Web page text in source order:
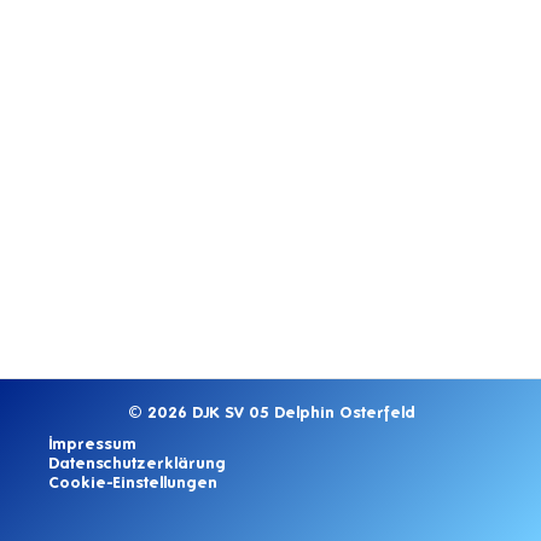
© 2026 DJK SV 05 Delphin Osterfeld
Impressum
Datenschutzerklärung
Cookie-Einstellungen